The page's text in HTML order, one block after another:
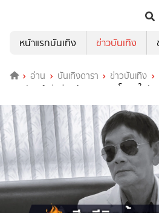
หน้าแรกบันเทิง
ข่าวบันเทิง
อ่าน บันเทิงดารา ข่าวบันเทิง
ทองจันทร์ เสียชีวิตด้วยอาการสโตรค ในวั